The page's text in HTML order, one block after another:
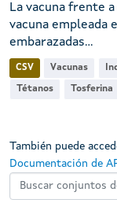
La vacuna frente
vacuna empleada
embarazadas...
CSV Vacunas
Tétanos Tosferina
También puede
Documentación de